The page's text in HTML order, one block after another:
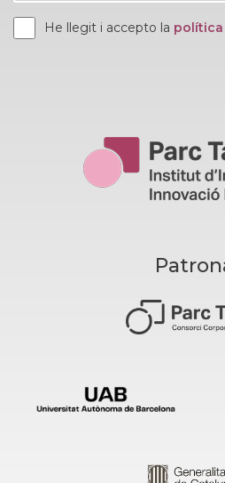
He llegit i accepto la